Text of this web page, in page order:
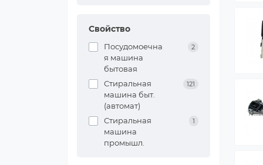
Свойство
Посудомоечна
я машина
бытовая
2
Стиральная
машина быт.
(автомат)
121
Стиральная
машина
промышл.
1